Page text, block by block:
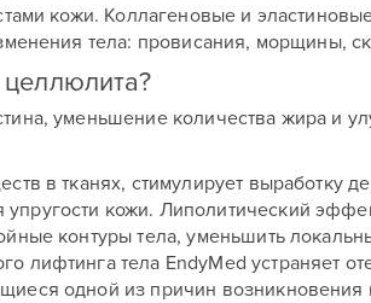
кожи. Коллагеновые и
тела: провисания, морщины,
уменьшение количества жира и
в тканях, стимулирует выработку
кожи. Липолитический
контуры тела, уменьшить
тела EndyMed устраняет
одной из причин возникновения